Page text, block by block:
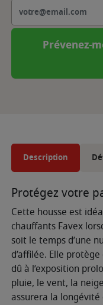
Prévenez-
Description
Protégez votre
Cette housse est
chauffants Favex
soit le temps d’une
d’affilée. Elle
dû à l’exposition
pluie, le vent, la
assurera la